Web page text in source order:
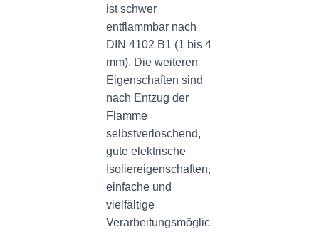
ist schwer
entflammbar nach
DIN 4102 B1 (1 bis 4
mm). Die weiteren
Eigenschaften sind
nach Entzug der
Flamme
selbstverlöschend,
gute elektrische
Isoliereigenschaften,
einfache und
vielfältige
Verarbeitungsmöglic